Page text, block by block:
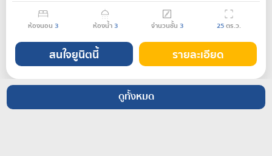
ห้องนอน 3 ห้องน้ำ3 จำนวนชั้น 3 25ตร.ว.
สนใจยูนิตนี้ รายละเอียด
ดูทั้งหมด